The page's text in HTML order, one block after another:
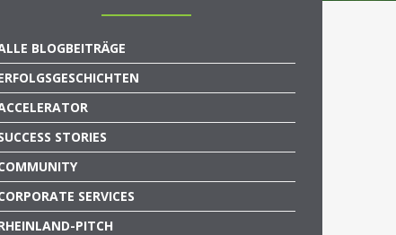
BLOGBEITRÄGE
STORIES
SERVICES
PITCH